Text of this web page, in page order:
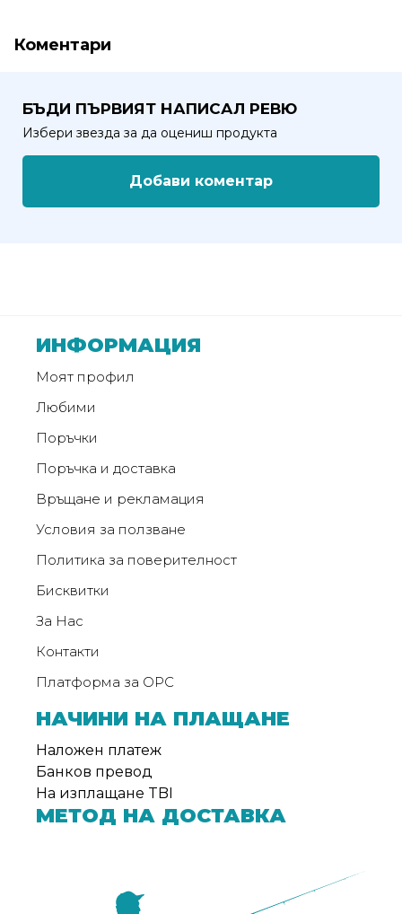
Маркетинг
от
Weberest
Коментари
БЪДИ ПЪРВИЯТ НАПИСАЛ РЕВЮ
Избери звезда за да оцениш продукта
Добави коментар
ИНФОРМАЦИЯ
Моят профил
Любими
Поръчки
Поръчка и доставка
Връщане и рекламация
Условия за ползване
Политика за поверителност
Бисквитки
За Нас
Контакти
Платформа за ОРС
НАЧИНИ НА ПЛАЩАНЕ
Наложен платеж
Банков превод
На изплащане TBI
МЕТОД НА ДОСТАВКА